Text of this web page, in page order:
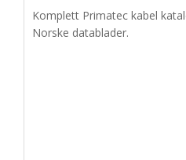
Komplett Primatec kabel
Norske datablader.